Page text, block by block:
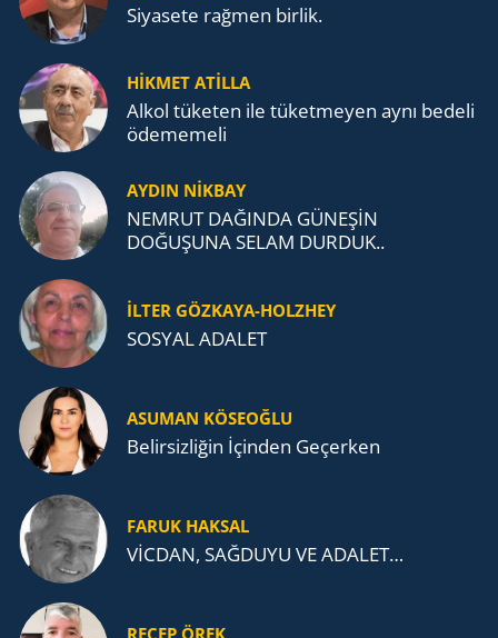
Siyasete rağmen birlik.
HİKMET ATİLLA
Alkol tü­ke­ten ile tü­ket­me­yen aynı be­de­li
öde­me­me­li
AYDIN NİKBAY
NEMRUT DAĞINDA GÜNEŞİN
DOĞUŞUNA SELAM DURDUK..
İLTER GÖZKAYA-HOLZHEY
SOSYAL ADALET
ASUMAN KÖSEOĞLU
Belirsizliğin İçinden Geçerken
FARUK HAKSAL
VİCDAN, SAĞ­DU­YU VE ADA­LET…
RECEP ÖREK